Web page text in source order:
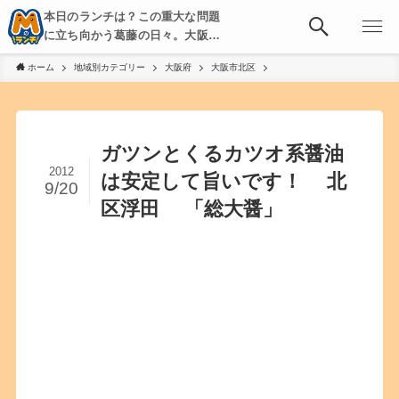
本日のランチは？この重大な問題
に立ち向かう葛藤の日々。大阪・
京都・神戸を中心とした食べ歩
き、飲み歩きを綴る。
ホーム 地域別カテゴリー 大阪府 大阪市北区
ガツンとくるカツオ系醤油
は安定して旨いです！ 北
区浮田 「総大醤」
2012
9/20